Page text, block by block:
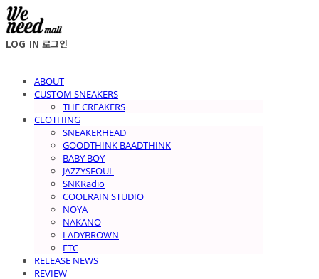
LOG IN 로그인
ABOUT
CUSTOM SNEAKERS
THE CREAKERS
CLOTHING
SNEAKERHEAD
GOODTHINK BAADTHINK
BABY BOY
JAZZYSEOUL
SNKRadio
COOLRAIN STUDIO
NOYA
NAKANO
LADYBROWN
ETC
RELEASE NEWS
REVIEW